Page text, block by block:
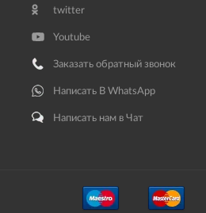
twitter
Youtube
Заказать обратный звонок
Написать В WhatsApp
Написать нам в Чат